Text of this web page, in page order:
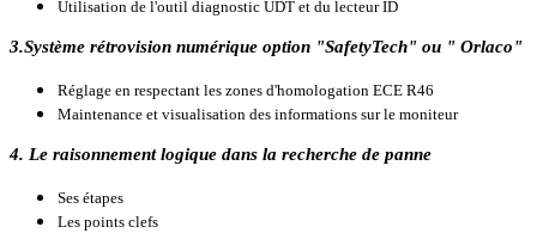
Utilisation de l'outil diagnostic UDT et du lecteur ID
3.Système rétrovision numérique option "SafetyTech" ou " Orlaco"
Réglage en respectant les zones d'homologation ECE R46
Maintenance et visualisation des informations sur le moniteur
4. Le raisonnement logique dans la recherche de panne
Ses étapes
Les points clefs